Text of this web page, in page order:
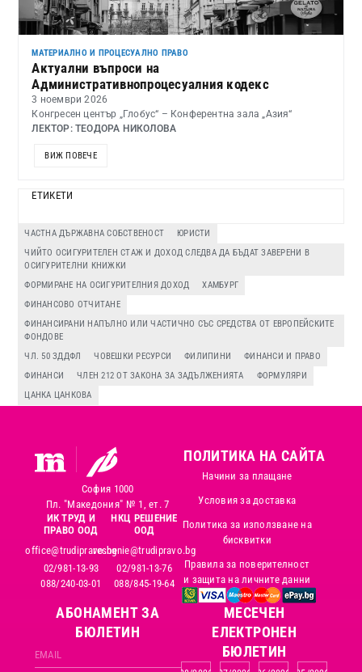
МАТЕРИАЛНО И ПРОЦЕСУАЛНО ПРАВО
Актуални въпроси на
Административнопроцесуалния кодекс
3 ноември 2026
Конгресен център „Глобус“ – Конферентна зала „Азия“
ЛЕКТОР: ТЕОДОРА НИКОЛОВА
ВИЖ ПОВЕЧЕ
ЕТИКЕТИ
ЧАСТНА ДЪРЖАВНА СОБСТВЕНОСТ
ЮРИСТИ
ЧИЙТО ОСИГУРИТЕЛЕН СТАЖ И ДОХОД СЛЕДВА ДА БЪДАТ ЗАВЕРЕНИ В
ОСИГУРИТЕЛНИ КНИЖКИ
ФОРМИРАНЕ НА ОСИГУРИТЕЛНИЯ ДОХОД
ХАМБУРГ
ФИНАНСОВО ОТЧИТАНЕ
ФИНАНСИРАНИ НАПЪЛНО ИЛИ ЧАСТИЧНО СЪС СРЕДСТВА ОТ ЕВРОПЕЙСКИТЕ
ФОНДОВЕ
ЧЛ. 50 ЗДДФЛ
ЧОВЕШКИ РЕСУРСИ ФИЛИПИНИ
ФИНАНСИ И ПРАВО
ФИНАНСИ
ЧЛЕН 212 ОТ ЗАКОНА ЗА ЗАДЪЛЖЕНИЯТА
ФОРМУЛЯРИ
ЦАНКА ЦАНКОВА
София 1000
Пл. "Македония" № 1, ет. 7
ИК ТРУД И
ПРАВО ООД
office@trudipravo.bg
02/981-13-93
088/240-03-01
НКЦ РЕШЕНИЕ
ООД
reshenie@trudipravo.bg
02/981-13-76
088/845-19-64
ПОЛИТИКА НА САЙТА
Начини за плащане
Условия за доставка
Политика за използване на
бисквитки
Правила за поверителност
и защита на личните данни
АБОНАМЕНТ ЗА
БЮЛЕТИН
MЕСЕЧЕН
ЕЛЕКТРОНЕН
БЮЛЕТИН